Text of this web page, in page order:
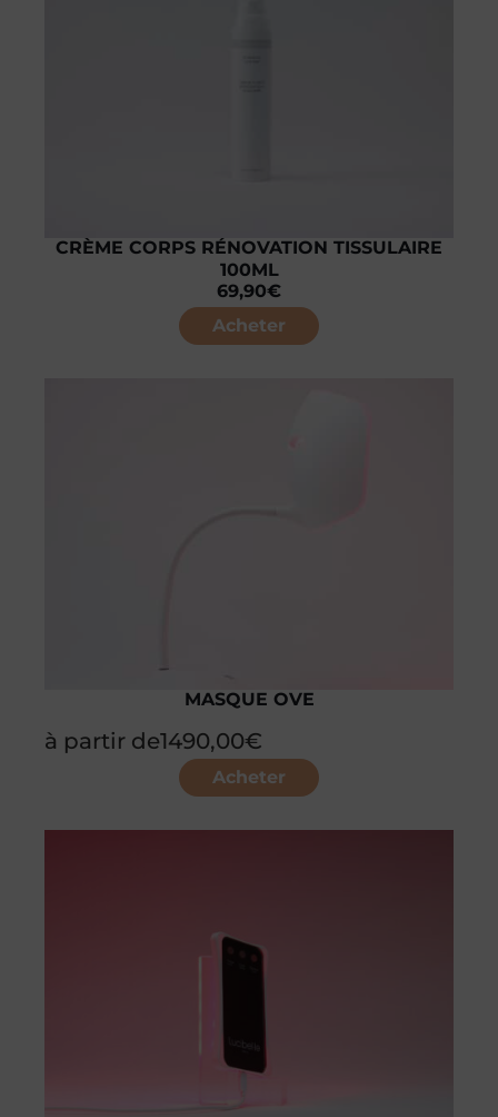
CRÈME CORPS RÉNOVATION TISSULAIRE
100ML
69,90€
Acheter
MASQUE OVE
à partir de1490,00€
Acheter